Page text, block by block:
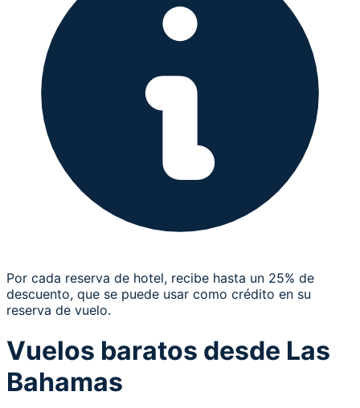
Por cada reserva de hotel, recibe hasta un 25% de
descuento, que se puede usar como crédito en su
reserva de vuelo.
Vuelos baratos desde Las
Bahamas